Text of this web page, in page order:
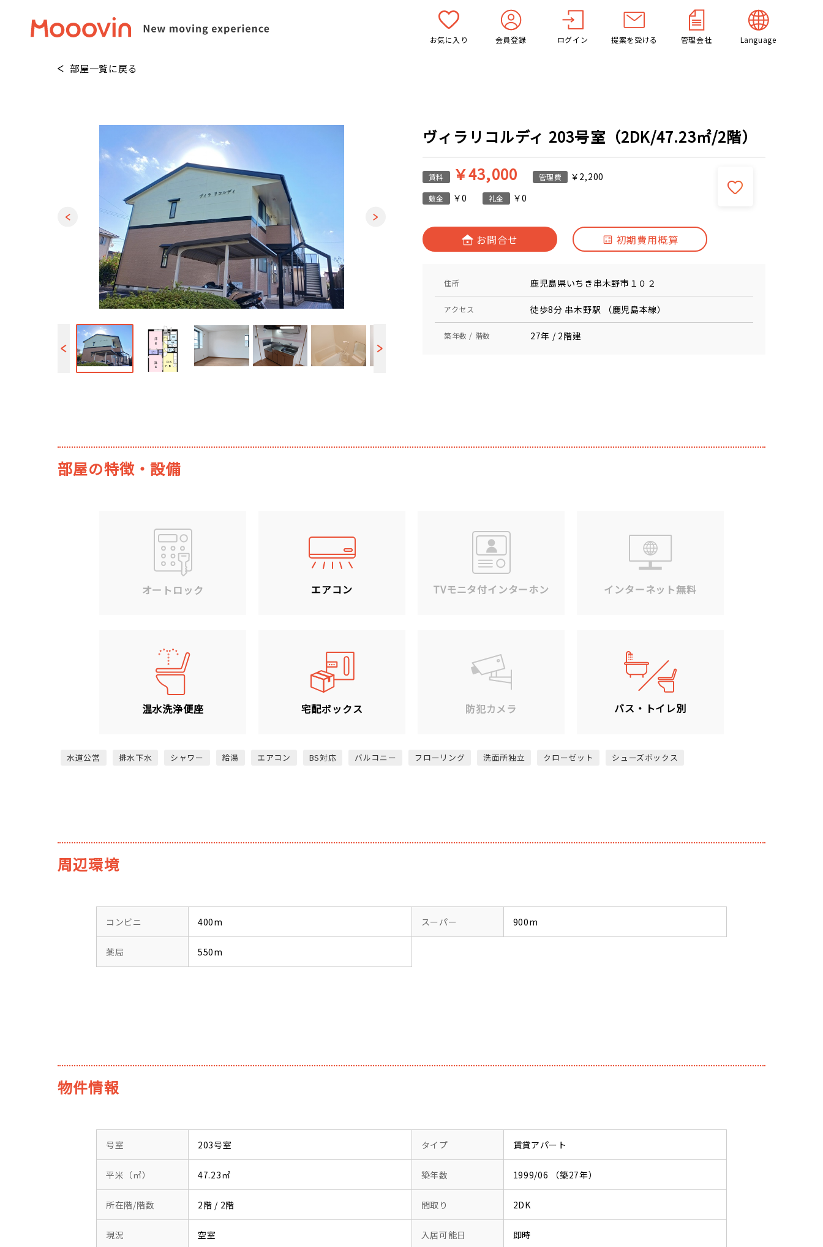
お気に入り 会員登録 ログイン 提案を受ける 管理会社 Language
部屋一覧に戻る
ヴィラリコルディ 203号室（2DK/47.23㎡/2階）
賃料 ￥43,000 管理費 ￥2,200
敷金 ￥0 礼金 ￥0
お問合せ 初期費用概算
住所 鹿児島県いちき串木野市１０２
アクセス 徒歩8分 串木野駅 （鹿児島本線）
築年数 / 階数 27年 / 2階建
部屋の特徴・設備
オートロック エアコン TVモニタ付インターホン インターネット無料
温水洗浄便座 宅配ボックス 防犯カメラ バス・トイレ別
水道公営 排水下水 シャワー 給湯 エアコン BS対応 バルコニー フローリング 洗面所独立 クローゼット シューズボックス
周辺環境
コンビニ 400m スーパー 900m
薬局 550m
物件情報
号室 203号室 タイプ 賃貸アパート
平米（㎡） 47.23㎡ 築年数 1999/06 （築27年）
所在階/階数 2階 / 2階 間取り 2DK
現況 空室 入居可能日 即時